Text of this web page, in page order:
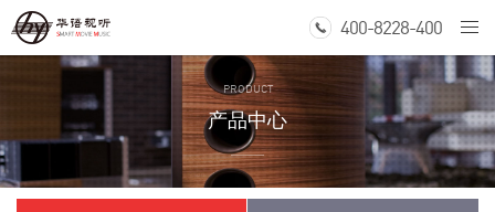
400-8228-400
PRODUCT
产品中心